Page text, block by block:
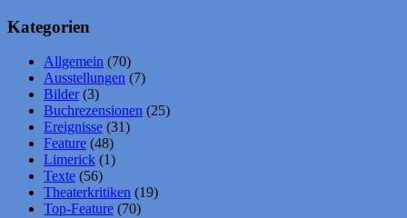
Kategorien
Allgemein (70)
Ausstellungen (7)
Bilder(3)
Buchrezensionen (25)
Ereignisse (31)
Feature (48)
Limerick (1)
Texte (56)
Theaterkritiken (19)
Top-Feature (70)